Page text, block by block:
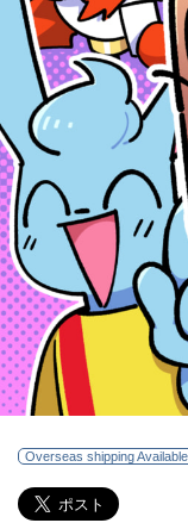
Overseas shipping Available